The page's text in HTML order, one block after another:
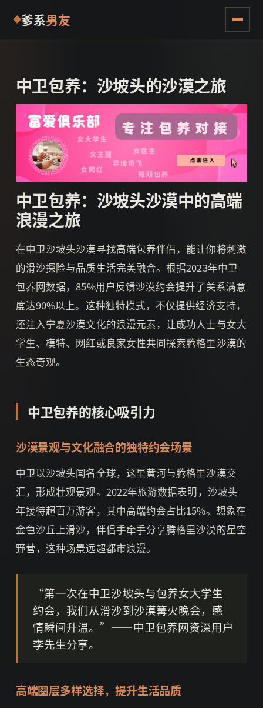
爹系男友
中卫包养：沙坡头的沙漠之旅
中卫包养：沙坡头沙漠中的高端
浪漫之旅
在中卫沙坡头沙漠寻找高端包养伴侣，能让你将刺激
的滑沙探险与品质生活完美融合。根据2023年中卫
包养网数据，85%用户反馈沙漠约会提升了关系满意
度达90%以上。这种独特模式，不仅提供经济支持，
还注入宁夏沙漠文化的浪漫元素，让成功人士与女大
学生、模特、网红或良家女性共同探索腾格里沙漠的
生态奇观。
中卫包养的核心吸引力
沙漠景观与文化融合的独特约会场景
中卫以沙坡头闻名全球，这里黄河与腾格里沙漠交
汇，形成壮观景观。2022年旅游数据表明，沙坡头
年接待超百万游客，其中高端约会占比15%。想象在
金色沙丘上滑沙，伴侣手牵手分享腾格里沙漠的星空
野营，这种场景远超都市浪漫。
“第一次在中卫沙坡头与包养女大学生
约会，我们从滑沙到沙漠篝火晚会，感
情瞬间升温。”——中卫包养网资深用户
李先生分享。
高端圈层多样选择，提升生活品质